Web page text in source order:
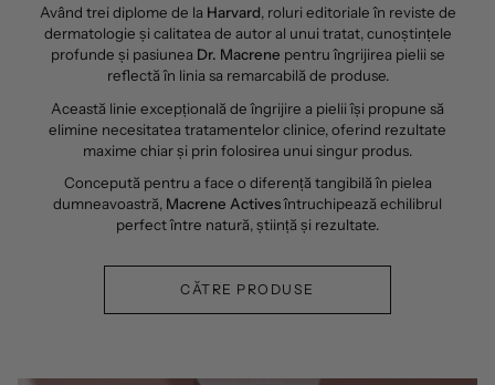
Având trei diplome de la Harvard, roluri editoriale în reviste de
dermatologie și calitatea de autor al unui tratat, cunoștințele
profunde și pasiunea Dr. Macrene pentru îngrijirea pielii se
reflectă în linia sa remarcabilă de produse.
Această linie excepțională de îngrijire a pielii își propune să
elimine necesitatea tratamentelor clinice, oferind rezultate
maxime chiar și prin folosirea unui singur produs.
Concepută pentru a face o diferență tangibilă în pielea
dumneavoastră, Macrene Activesîntruchipează echilibrul
perfect între natură, știință și rezultate.
CĂTRE PRODUSE